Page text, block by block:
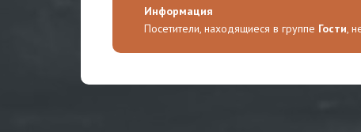
Информация
Посетители, находящиеся в группе Гости,